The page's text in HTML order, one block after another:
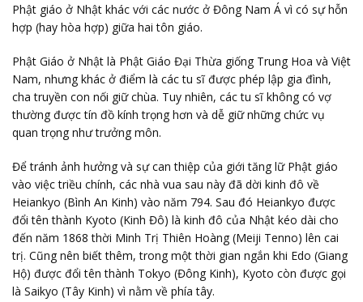
Phật giáo ở Nhật khác với các nước ở Đông Nam Á vì có sự hỗn
hợp (hay hòa hợp) giữa hai tôn giáo.
Phật Giáo ở Nhật là Phật Giáo Đại Thừa giống Trung Hoa và Việt
Nam, nhưng khác ở điểm là các tu sĩ được phép lập gia đình,
cha truyền con nối giữ chùa. Tuy nhiên, các tu sĩ không có vợ
thường được tín đồ kính trọng hơn và dễ giữ những chức vụ
quan trọng như trưởng môn.
Để tránh ảnh hưởng và sự can thiệp của giới tăng lữ Phật giáo
vào việc triều chính, các nhà vua sau này đã dời kinh đô về
Heiankyo (Bình An Kinh) vào năm 794. Sau đó Heiankyo được
đổi tên thành Kyoto (Kinh Đô) là kinh đô của Nhật kéo dài cho
đến năm 1868 thời Minh Trị Thiên Hoàng (Meiji Tenno) lên cai
trị. Cũng nên biết thêm, trong một thời gian ngắn khi Edo (Giang
Hộ) được đổi tên thành Tokyo (Đông Kinh), Kyoto còn được gọi
là Saikyo (Tây Kinh) vì nằm về phía tây.